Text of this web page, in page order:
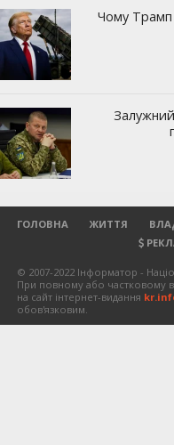
ГОЛОВНА ЖИТТЯ
© 2007-2022 Інформатор -
При повному або частковому
на сайт інтернет-видання
обов'язковим.